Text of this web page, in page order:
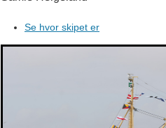
Se hvor skipet er